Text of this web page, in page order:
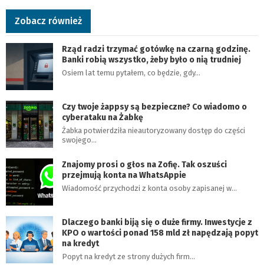
Zobacz również
Rząd radzi trzymać gotówkę na czarną godzinę.
Banki robią wszystko, żeby było o nią trudniej
Osiem lat temu pytałem, co będzie, gdy…
Czy twoje żappsy są bezpieczne? Co wiadomo o
cyberataku na Żabkę
Żabka potwierdziła nieautoryzowany dostęp do części
swojego…
Znajomy prosi o głos na Zofię. Tak oszuści
przejmują konta na WhatsAppie
Wiadomość przychodzi z konta osoby zapisanej w…
Dlaczego banki biją się o duże firmy. Inwestycje z
KPO o wartości ponad 158 mld zł napędzają popyt
na kredyt
Popyt na kredyt ze strony dużych firm…